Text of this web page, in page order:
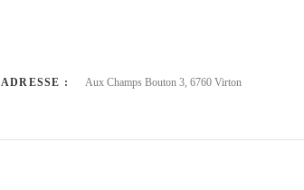
ADRESSE : Aux Champs Bouton 3, 6760 Virton